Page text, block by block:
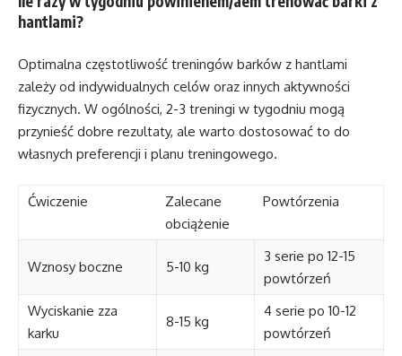
hantlami?
Optimalna częstotliwość treningów barków z hantlami
zależy od indywidualnych celów oraz innych aktywności
fizycznych. W ogólności, 2-3 treningi w tygodniu mogą
przynieść dobre rezultaty, ale warto dostosować to do
własnych preferencji i planu treningowego.
Ćwiczenie
Zalecane
obciążenie
Powtórzenia
Wznosy boczne 5-10 kg
3 serie po 12-15
powtórzeń
Wyciskanie zza
karku
8-15 kg
4 serie po 10-12
powtórzeń